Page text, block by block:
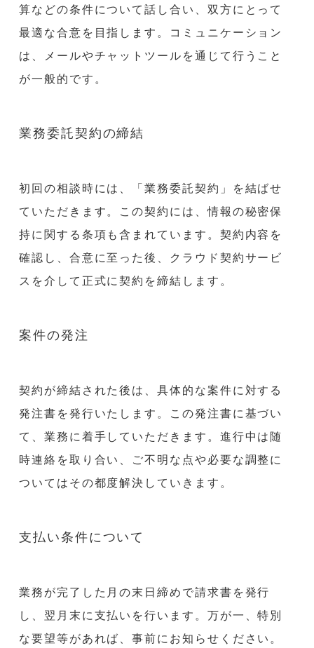
算などの条件について話し合い、双方にとって
最適な合意を目指します。コミュニケーション
は、メールやチャットツールを通じて行うこと
が一般的です。
業務委託契約の締結
初回の相談時には、「業務委託契約」を結ばせ
ていただきます。この契約には、情報の秘密保
持に関する条項も含まれています。契約内容を
確認し、合意に至った後、クラウド契約サービ
スを介して正式に契約を締結します。
案件の発注
契約が締結された後は、具体的な案件に対する
発注書を発行いたします。この発注書に基づい
て、業務に着手していただきます。進行中は随
時連絡を取り合い、ご不明な点や必要な調整に
ついてはその都度解決していきます。
支払い条件について
業務が完了した月の末日締めで請求書を発行
し、翌月末に支払いを行います。万が一、特別
な要望等があれば、事前にお知らせください。